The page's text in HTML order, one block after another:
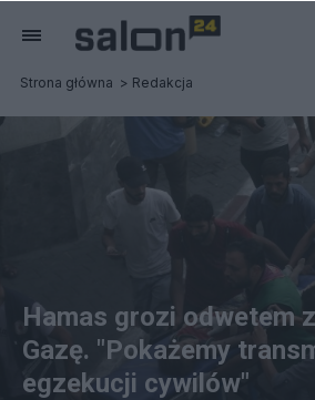
Strona główna Redakcja
Hamas grozi odwetem
Gazę. "Pokażemy
egzekucji cywilów"